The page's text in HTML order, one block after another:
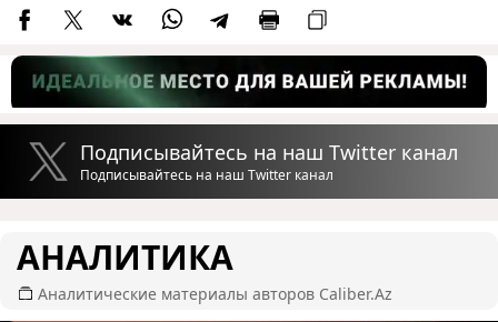
Подписывайтесь на наш Twitter канал
Подписывайтесь на наш Twitter канал
АНАЛИТИКА
Аналитические материалы авторов Caliber.Az